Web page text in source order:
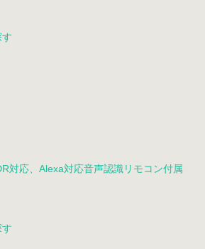
対応、Alexa対応音声認識リモコン付属